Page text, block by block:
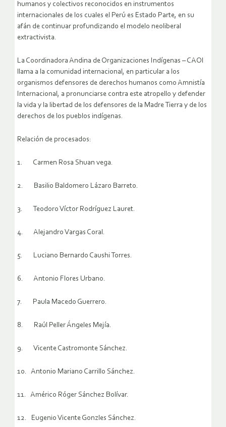
humanos y colectivos reconocidos en instrumentos
internacionales de los cuales el Perú es Estado Parte, en su
afán de continuar profundizando el modelo neoliberal
extractivista.
La Coordinadora Andina de Organizaciones Indígenas – CAOI
llama a la comunidad internacional, en particular a los
organismos defensores de derechos humanos como Amnistía
Internacional, a pronunciarse contra este atropello y defender
la vida y la libertad de los defensores de la Madre Tierra y de los
derechos de los pueblos indígenas.
Relación de procesados:
1. Carmen Rosa Shuan vega.
2. Basilio Baldomero Lázaro Barreto.
3. Teodoro Víctor Rodríguez Lauret.
4. Alejandro Vargas Coral.
5. Luciano Bernardo Caushi Torres.
6. Antonio Flores Urbano.
7. Paula Macedo Guerrero.
8. Raúl Peller Ángeles Mejía.
9. Vicente Castromonte Sánchez.
10. Antonio Mariano Carrillo Sánchez.
11. Américo Róger Sánchez Bolívar.
12. Eugenio Vicente Gonzles Sánchez.